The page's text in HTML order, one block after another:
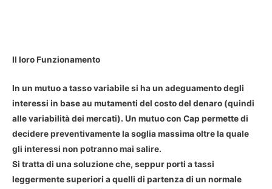
Il loro Funzionamento
In un mutuo a tasso variabile si ha un adeguamento degli
interessi in base au mutamenti del costo del denaro (quindi
alle variabilità dei mercati). Un mutuo con Cap permette di
decidere preventivamente la soglia massima oltre la quale
gli interessi non potranno mai salire.
Si tratta di una soluzione che, seppur porti a tassi
leggermente superiori a quelli di partenza di un normale